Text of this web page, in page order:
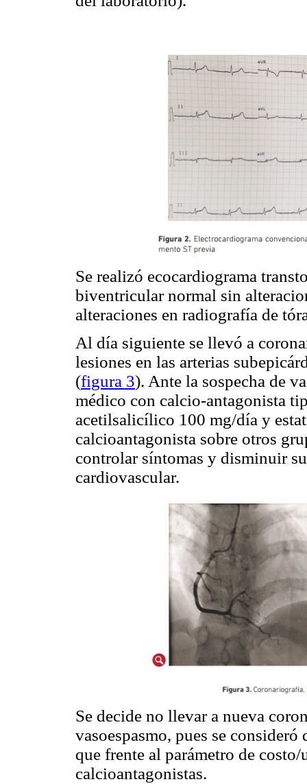
Se realizó ecocardiograma
biventricular normal sin
alteraciones en radiografía de
Al día siguiente se llevó a
lesiones en las arterias
(figura 3). Ante la sospecha de
médico con calcio-antagonista
acetilsalicílico 100 mg/día y
calcioantagonista sobre otros
controlar síntomas y disminuir
cardiovascular.
Se decide no llevar a nueva
vasoespasmo, pues se
que frente al parámetro de
calcioantagonistas.